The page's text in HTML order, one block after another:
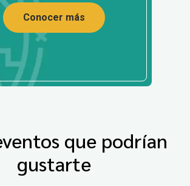
Conocer más
que podrían
gustarte